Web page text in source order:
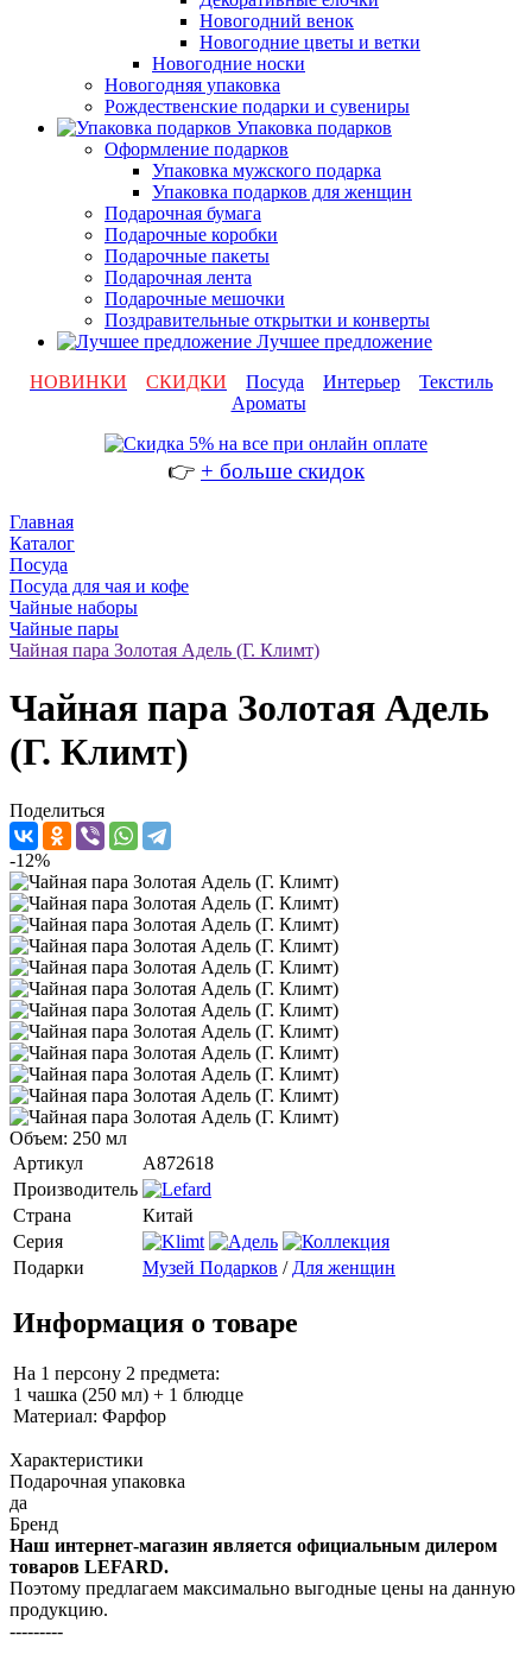
Новогодний венок
Новогодние цветы и ветки
Новогодние носки
Новогодняя упаковка
Рождественские подарки и сувениры
Упаковка подарков
Оформление подарков
Упаковка мужского подарка
Упаковка подарков для женщин
Подарочная бумага
Подарочные коробки
Подарочные пакеты
Подарочная лента
Подарочные мешочки
Поздравительные открытки и конверты
Лучшее предложение
НОВИНКИ
СКИДКИ Посуда Интерьер
Текстиль
Ароматы
👉 + больше скидок
Главная
Каталог
Посуда
Посуда для чая и кофе
Чайные наборы
Чайные пары
Чайная пара Золотая Адель (Г. Климт)
Чайная пара Золотая Адель
(Г. Климт)
Поделиться
-12%
Объем: 250 мл
Артикул
A872618
Производитель
Страна
Китай
Серия
Подарки
Музей Подарков / Для женщин
Информация о товаре
На 1 персону 2 предмета:
1 чашка (250 мл) + 1 блюдце
Материал: Фарфор
Характеристики
Подарочная упаковка
да
Бренд
Наш интернет-магазин является официальным дилером
товаров LEFARD.
Поэтому предлагаем максимально выгодные цены на данную
продукцию.
---------